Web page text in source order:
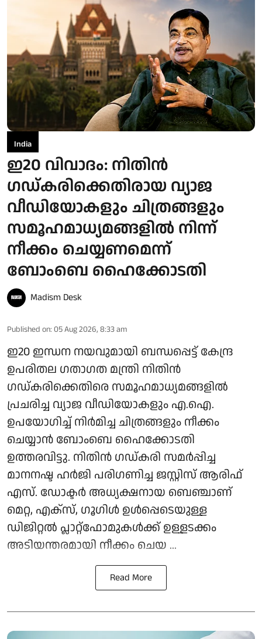
India
ഇ20 വിവാദം: നിതിന്‍
ഗഡ്കരിക്കെതിരായ വ്യാജ
വീഡിയോകളും ചിത്രങ്ങളും
സമൂഹമാധ്യമങ്ങളില്‍ നിന്ന്
നീക്കം ചെയ്യണമെന്ന്
ബോംബെ ഹൈക്കോടതി
Madism Desk
Published on: 05 Aug 2026, 8:33 am
ഇ20 ഇന്ധന നയവുമായി ബന്ധപ്പെട്ട് കേന്ദ്ര
ഉപരിതല ഗതാഗത മന്ത്രി നിതിൻ
ഗഡ്കരിക്കെതിരെ സമൂഹമാധ്യമങ്ങളിൽ
പ്രചരിച്ച വ്യാജ വീഡിയോകളും എ.ഐ.
ഉപയോഗിച്ച് നിർമിച്ച ചിത്രങ്ങളും നീക്കം
ചെയ്യാൻ ബോംബെ ഹൈക്കോടതി
ഉത്തരവിട്ടു. നിതിൻ ഗഡ്കരി സമർപ്പിച്ച
മാനനഷ്ട ഹർജി പരിഗണിച്ച ജസ്റ്റിസ് ആരിഫ്
എസ്. ഡോക്ടർ അധ്യക്ഷനായ ബെഞ്ചാണ്
മെറ്റ, എക്സ്, ഗൂഗിൾ ഉൾപ്പെടെയുള്ള
ഡിജിറ്റൽ പ്ലാറ്റ്ഫോമുകൾക്ക് ഉള്ളടക്കം
അടിയന്തരമായി നീക്കം ചെയ ...
Read More